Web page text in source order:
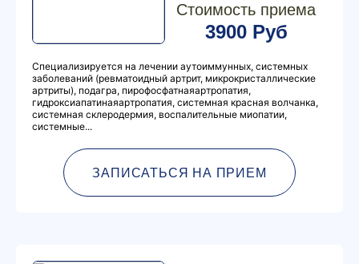
Стоимость приема
3900 Руб
Специализируется на лечении аутоиммунных, системных
заболеваний (ревматоидный артрит, микрокристаллические
артриты), подагра, пирофосфатнаяартропатия,
гидроксиапатинаяартропатия, системная красная волчанка,
системная склеродермия, воспалительные миопатии,
системные...
ЗАПИСАТЬСЯ НА ПРИЕМ